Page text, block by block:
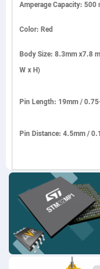
Amperage Capacity: 500
Color: Red
Body Size: 8.3mm x7.8
W x H)
Pin Length: 19mm /
Pin Distance: 4.5mm /